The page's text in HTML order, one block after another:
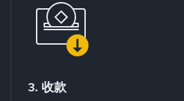
3. 收款